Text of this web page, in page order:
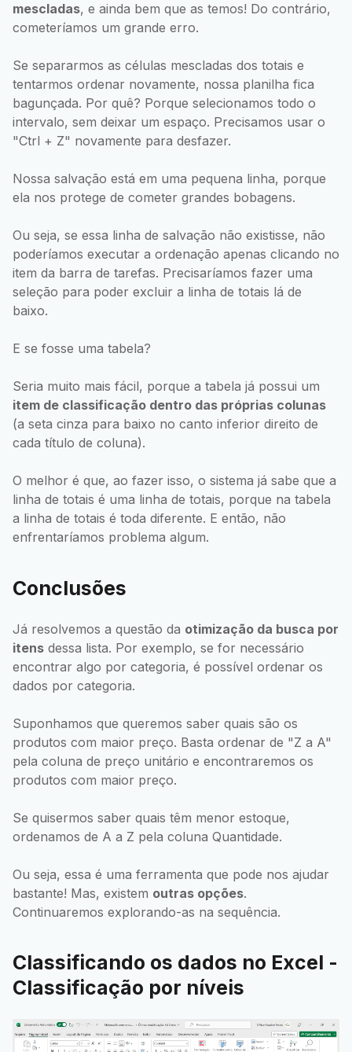
mescladas, e ainda bem que as temos! Do contrário,
cometeríamos um grande erro.
Se separarmos as células mescladas dos totais e
tentarmos ordenar novamente, nossa planilha fica
bagunçada. Por quê? Porque selecionamos todo o
intervalo, sem deixar um espaço. Precisamos usar o
"Ctrl + Z" novamente para desfazer.
Nossa salvação está em uma pequena linha, porque
ela nos protege de cometer grandes bobagens.
Ou seja, se essa linha de salvação não existisse, não
poderíamos executar a ordenação apenas clicando no
item da barra de tarefas. Precisaríamos fazer uma
seleção para poder excluir a linha de totais lá de
baixo.
E se fosse uma tabela?
Seria muito mais fácil, porque a tabela já possui um
item de classificação dentro das próprias colunas
(a seta cinza para baixo no canto inferior direito de
cada título de coluna).
O melhor é que, ao fazer isso, o sistema já sabe que a
linha de totais é uma linha de totais, porque na tabela
a linha de totais é toda diferente. E então, não
enfrentaríamos problema algum.
Conclusões
Já resolvemos a questão da otimização da busca por
itens dessa lista. Por exemplo, se for necessário
encontrar algo por categoria, é possível ordenar os
dados por categoria.
Suponhamos que queremos saber quais são os
produtos com maior preço. Basta ordenar de "Z a A"
pela coluna de preço unitário e encontraremos os
produtos com maior preço.
Se quisermos saber quais têm menor estoque,
ordenamos de A a Z pela coluna Quantidade.
Ou seja, essa é uma ferramenta que pode nos ajudar
bastante! Mas, existem outras opções.
Continuaremos explorando-as na sequência.
Classificando os dados no Excel -
Classificação por níveis